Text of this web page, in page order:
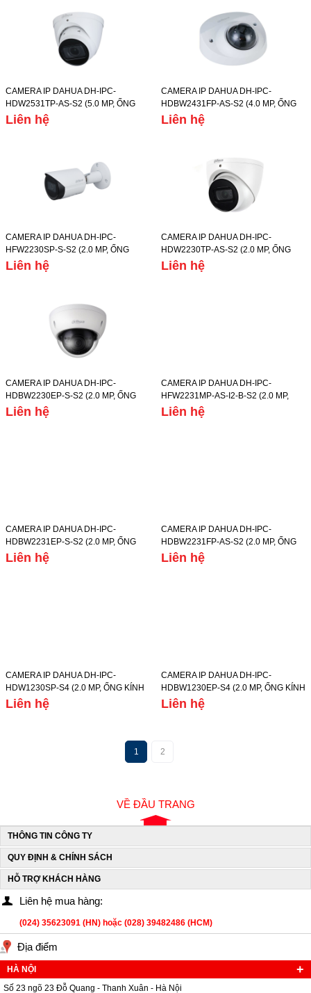
CAMERA IP DAHUA DH-IPC-
HDW2531TP-AS-S2 (5.0 MP, ỐNG
KÍNH 3.6MM, TẦM XA HỒNG NGOẠI
30M, CHẾ ĐỘ NGÀY/ĐÊM, IP67)
Liên hệ
CAMERA IP DAHUA DH-IPC-
HDBW2431FP-AS-S2 (4.0 MP, ỐNG
KÍNH 2.8MM, TẦM XA HỒNG NGOẠI
30M, CHẾ ĐỘ NGÀY/ĐÊM, IP67)
Liên hệ
CAMERA IP DAHUA DH-IPC-
HFW2230SP-S-S2 (2.0 MP, ỐNG
KÍNH 3.6MM, TẦM XA HỒNG NGOẠI
30M, CHẾ ĐỘ NGÀY/ĐÊM, IP67)
Liên hệ
CAMERA IP DAHUA DH-IPC-
HDW2230TP-AS-S2 (2.0 MP, ỐNG
KÍNH 2.8MM, TẦM XA HỒNG NGOẠI
30M, CHẾ ĐỘ NGÀY/ĐÊM, IP67)
Liên hệ
CAMERA IP DAHUA DH-IPC-
HDBW2230EP-S-S2 (2.0 MP, ỐNG
KÍNH 3.6MM, TẦM XA HỒNG NGOẠI
30M, CHẾ ĐỘ NGÀY/ĐÊM, IP67)
Liên hệ
CAMERA IP DAHUA DH-IPC-
HFW2231MP-AS-I2-B-S2 (2.0 MP,
ỐNG KÍNH 3.6MM, TẦM XA HỒNG
NGOẠI 30M, CHẾ ĐỘ NGÀY/ĐÊM,
Liên hệ
CAMERA IP DAHUA DH-IPC-
HDBW2231EP-S-S2 (2.0 MP, ỐNG
KÍNH 3.6MM, TẦM XA HỒNG NGOẠI
30M, CHẾ ĐỘ NGÀY/ĐÊM, IP67)
Liên hệ
CAMERA IP DAHUA DH-IPC-
HDBW2231FP-AS-S2 (2.0 MP, ỐNG
KÍNH 2.8MM, TẦM XA HỒNG NGOẠI
30M, CHẾ ĐỘ NGÀY/ĐÊM, IP67)
Liên hệ
CAMERA IP DAHUA DH-IPC-
HDW1230SP-S4 (2.0 MP, ỐNG KÍNH
3.6MM, TẦM XA HỒNG NGOẠI 30M,
CHẾ ĐỘ NGÀY/ĐÊM, IP67)
Liên hệ
CAMERA IP DAHUA DH-IPC-
HDBW1230EP-S4 (2.0 MP, ỐNG KÍNH
3.6MM, TẦM XA HỒNG NGOẠI 30M,
CHẾ ĐỘ NGÀY/ĐÊM, IP67)
Liên hệ
1 2
VỀ ĐẦU TRANG
THÔNG TIN CÔNG TY
QUY ĐỊNH & CHÍNH SÁCH
HỖ TRỢ KHÁCH HÀNG
Liên hệ mua hàng:
(024) 35623091 (HN) hoặc (028) 39482486 (HCM)
Địa điểm
HÀ NỘI
Số 23 ngõ 23 Đỗ Quang - Thanh Xuân - Hà Nội